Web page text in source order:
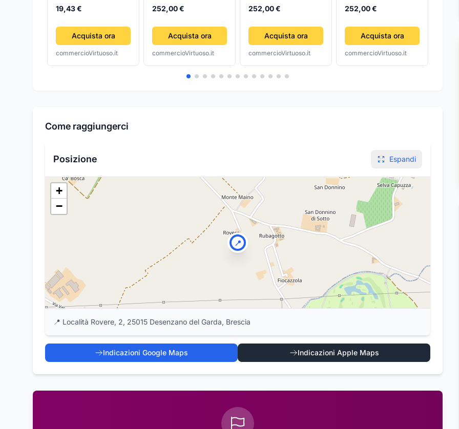
19,43 €
Acquista ora
commercioVirtuoso.it
252,00 €
Acquista ora
commercioVirtuoso.it
252,00 €
Acquista ora
commercioVirtuoso.it
252,00 €
Acquista ora
commercioVirtuoso.it
Come raggiungerci
Posizione Espandi
📍
+
−
📍 Località Rovere, 2, 25015 Desenzano del Garda, Brescia
Indicazioni Google Maps Indicazioni Apple Maps